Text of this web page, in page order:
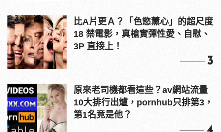
比A片更Ａ？「色慾薰心」的超尺度
18 禁電影，真槍實彈性愛、自慰、
3P 直接上！
3
原來老司機都看這些？av網站流量
10大排行出爐，pornhub只排第3，
第1名竟是他？